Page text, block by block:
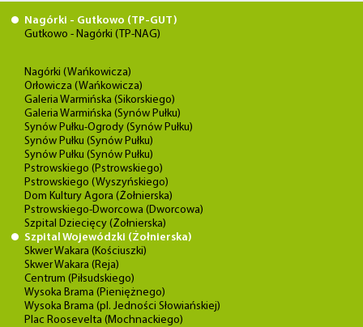
Nagórki - Gutkowo (TP-GUT)
Gutkowo - Nagórki (TP-NAG)
Nagórki (Wańkowicza)
Orłowicza (Wańkowicza)
Galeria Warmińska (Sikorskiego)
Galeria Warmińska (Synów Pułku)
Synów Pułku-Ogrody (Synów Pułku)
Synów Pułku (Synów Pułku)
Synów Pułku (Synów Pułku)
Pstrowskiego (Pstrowskiego)
Pstrowskiego (Wyszyńskiego)
Dom Kultury Agora (Żołnierska)
Pstrowskiego-Dworcowa (Dworcowa)
Szpital Dziecięcy (Żołnierska)
Szpital Wojewódzki (Żołnierska)
Skwer Wakara (Kościuszki)
Skwer Wakara (Reja)
Centrum (Piłsudskiego)
Wysoka Brama (Pieniężnego)
Wysoka Brama (pl. Jedności Słowiańskiej)
Plac Roosevelta (Mochnackiego)